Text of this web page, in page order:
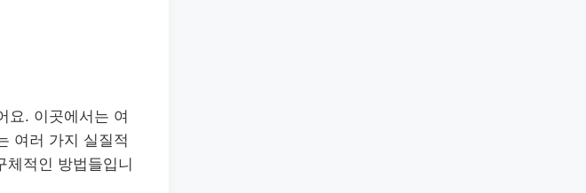
요. 이곳에서는 여
여러 가지 실질적
체적인 방법들입니